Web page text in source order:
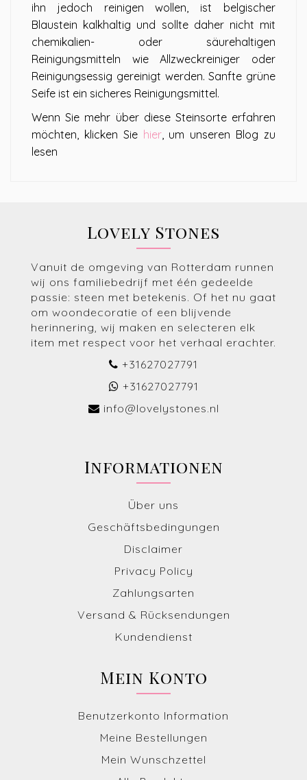
ihn jedoch reinigen wollen, ist belgischer
Blaustein kalkhaltig und sollte daher nicht mit
chemikalien- oder säurehaltigen
Reinigungsmitteln wie Allzweckreiniger oder
Reinigungsessig gereinigt werden. Sanfte grüne
Seife ist ein sicheres Reinigungsmittel.
Wenn Sie mehr über diese Steinsorte erfahren
möchten, klicken Sie hier, um unseren Blog zu
lesen
Lovely Stones
Vanuit de omgeving van Rotterdam runnen
wij ons familiebedrijf met één gedeelde
passie: steen met betekenis. Of het nu gaat
om woondecoratie of een blijvende
herinnering, wij maken en selecteren elk
item met respect voor het verhaal erachter.
+31627027791
+31627027791
info@lovelystones.nl
Informationen
Über uns
Geschäftsbedingungen
Disclaimer
Privacy Policy
Zahlungsarten
Versand & Rücksendungen
Kundendienst
Mein Konto
Benutzerkonto Information
Meine Bestellungen
Mein Wunschzettel